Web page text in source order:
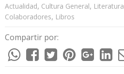
Actualidad, Cultura General, Literatura
Colaboradores, Libros
Compartir por: